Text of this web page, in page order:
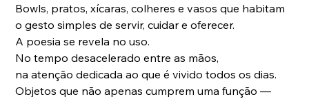
Bowls, pratos, xícaras, colheres e vasos que habitam
o gesto simples de servir, cuidar e oferecer.
A poesia se revela no uso.
No tempo desacelerado entre as mãos,
na atenção dedicada ao que é vivido todos os dias.
Objetos que não apenas cumprem uma função —